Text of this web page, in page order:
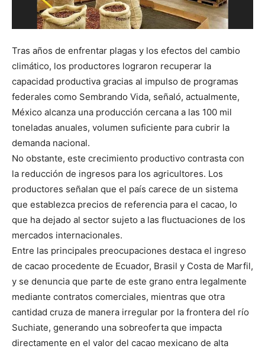
Tras años de enfrentar plagas y los efectos del cambio
climático, los productores lograron recuperar la
capacidad productiva gracias al impulso de programas
federales como Sembrando Vida, señaló, actualmente,
México alcanza una producción cercana a las 100 mil
toneladas anuales, volumen suficiente para cubrir la
demanda nacional.
No obstante, este crecimiento productivo contrasta con
la reducción de ingresos para los agricultores. Los
productores señalan que el país carece de un sistema
que establezca precios de referencia para el cacao, lo
que ha dejado al sector sujeto a las fluctuaciones de los
mercados internacionales.
Entre las principales preocupaciones destaca el ingreso
de cacao procedente de Ecuador, Brasil y Costa de Marfil,
y se denuncia que parte de este grano entra legalmente
mediante contratos comerciales, mientras que otra
cantidad cruza de manera irregular por la frontera del río
Suchiate, generando una sobreoferta que impacta
directamente en el valor del cacao mexicano de alta